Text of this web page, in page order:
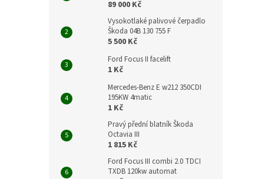
89 000 Kč
Vysokotlaké palivové čerpadlo
Škoda 04B 130 755 F
5 500 Kč
Ford Focus II facelift
1 Kč
Mercedes-Benz E w212 350CDI
195KW 4matic
1 Kč
Pravý přední blatník Škoda
Octavia III
1 815 Kč
Ford Focus III combi 2.0 TDCI
TXDB 120kw automat